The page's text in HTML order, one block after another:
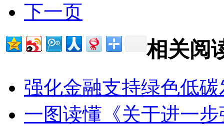
下一页
相关阅
强化金融支持绿色低碳
一图读懂《关于进一